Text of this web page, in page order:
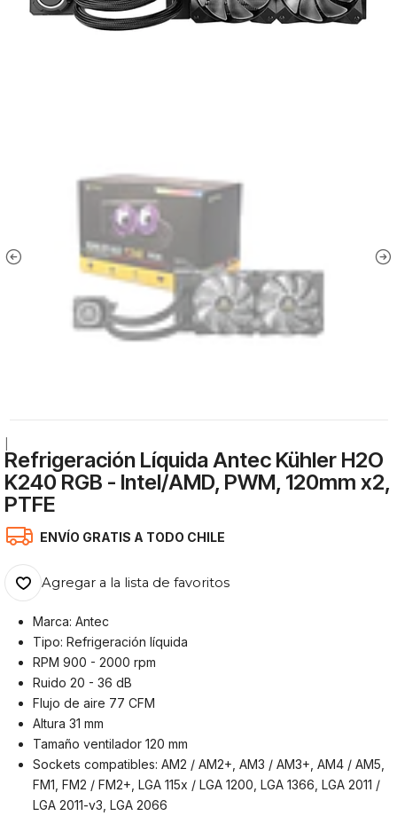
Refrigeración Líquida Antec Kühler H2O
K240 RGB - Intel/AMD, PWM, 120mm x2,
PTFE
ENVÍO GRATIS A TODO CHILE
Agregar a la lista de favoritos
Marca: Antec
Tipo: Refrigeración líquida
RPM 900 - 2000 rpm
Ruido 20 - 36 dB
Flujo de aire 77 CFM
Altura 31 mm
Tamaño ventilador 120 mm
Sockets compatibles: AM2 / AM2+, AM3 / AM3+, AM4 / AM5,
FM1, FM2 / FM2+, LGA 115x / LGA 1200, LGA 1366, LGA 2011 /
LGA 2011-v3, LGA 2066